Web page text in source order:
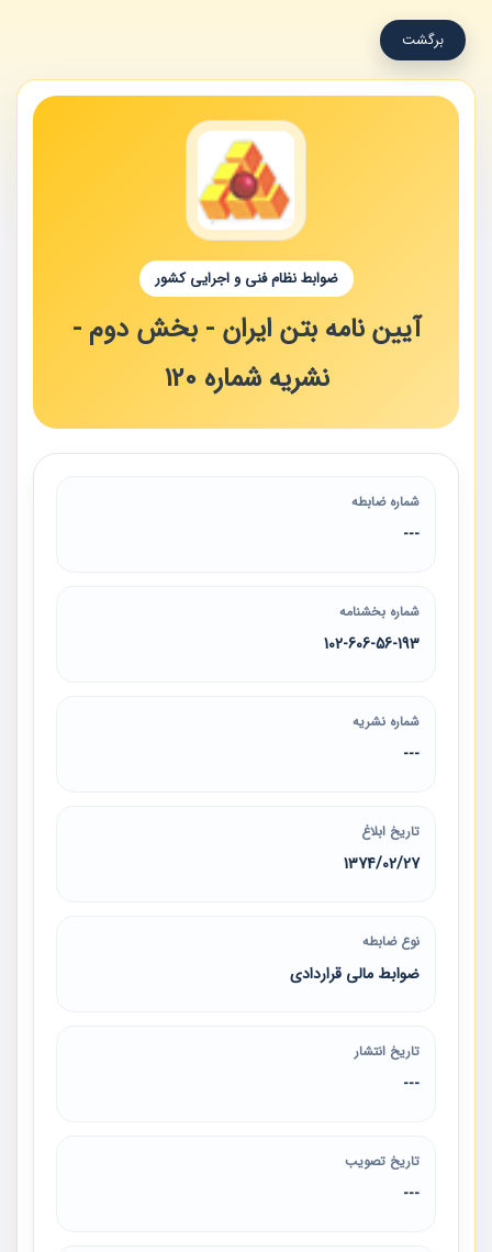
برگشت
ضوابط نظام فنی و اجرایی کشور
آیین نامه بتن ایران - بخش دوم -
نشریه شماره 120
شماره ضابطه
---
شماره بخشنامه
102-606-56-193
شماره نشریه
---
تاریخ ابلاغ
1374/02/27
نوع ضابطه
ضوابط مالی قراردادی
تاریخ انتشار
---
تاریخ تصویب
---